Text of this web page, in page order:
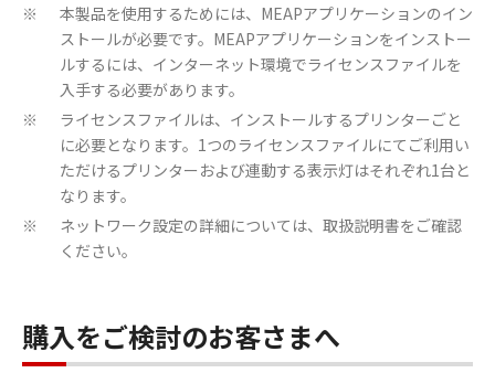
※
本製品を使用するためには、MEAPアプリケーションのイン
ストールが必要です。MEAPアプリケーションをインストー
ルするには、インターネット環境でライセンスファイルを
入手する必要があります。
※
ライセンスファイルは、インストールするプリンターごと
に必要となります。1つのライセンスファイルにてご利用い
ただけるプリンターおよび連動する表示灯はそれぞれ1台と
なります。
※
ネットワーク設定の詳細については、取扱説明書をご確認
ください。
購入をご検討のお客さまへ